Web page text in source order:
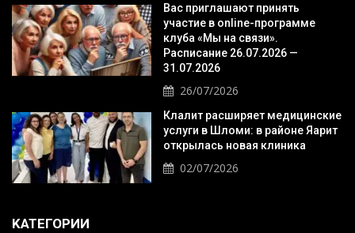
Вас приглашают принять
участие в online-программе
клуба «Мы на связи».
Расписание 26.07.2026 —
31.07.2026
26/07/2026
Клалит расширяет медицинские
услуги в Шломи: в районе Яарит
открылась новая клиника
02/07/2026
KАТЕГОРИИ